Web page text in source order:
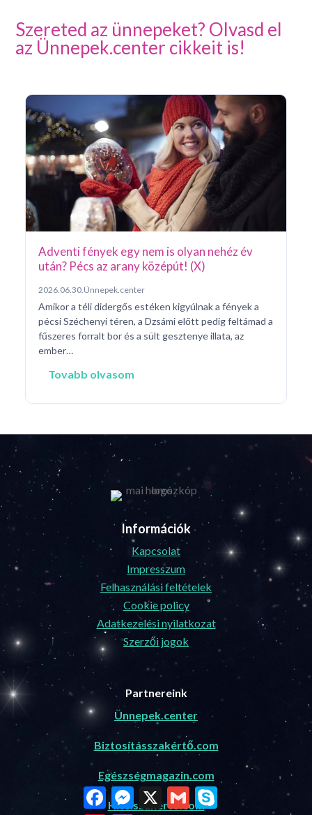
Szereted az ünnepeket? Olvasd el
az Ünnepek.center cikkeit is!
Adventi fények egy nem is olyan nehéz év
után? Pécs az arany középút! (X)
2026.06.30. Ünnepek.center
Amikor a téli didergős estéken kigyúlnak a fények a
pécsi Széchenyi téren, a Dzsámi előtt pedig feltámad a
fűszeres forralt bor és a sült gesztenye illata, az
ember…
Tovabb olvasom
Információk
Kapcsolat
Impresszum
Felhasználási feltételek
Cookie policy
Adatkezelési nyilatkozat
Szerzői jogok
Partnereink
Ünnepek.center
Biztosításszakértő.com
Egészségmagazin.com
Hitelszakértő.com
FacebookMessenger
X GmailSkype